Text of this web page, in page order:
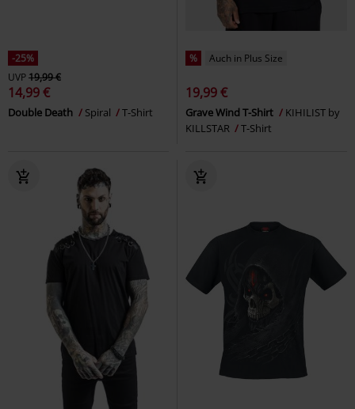
-25%
UVP19,99 €
14,99 €
Double Death Spiral T-Shirt
% Auch in Plus Size
19,99 €
Grave Wind T-Shirt
KIHILIST by
KILLSTAR
T-Shirt